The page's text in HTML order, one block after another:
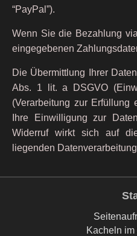
“PayPal”).
Wenn Sie die Bezahlung
eingegebenen
Die Übermittlung Ihrer
Abs. 1 lit. a DSGVO
(Verarbeitung zur Erfüllung
Ihre Einwilligung zur
Widerruf wirkt sich auf
liegenden
Kacheln im